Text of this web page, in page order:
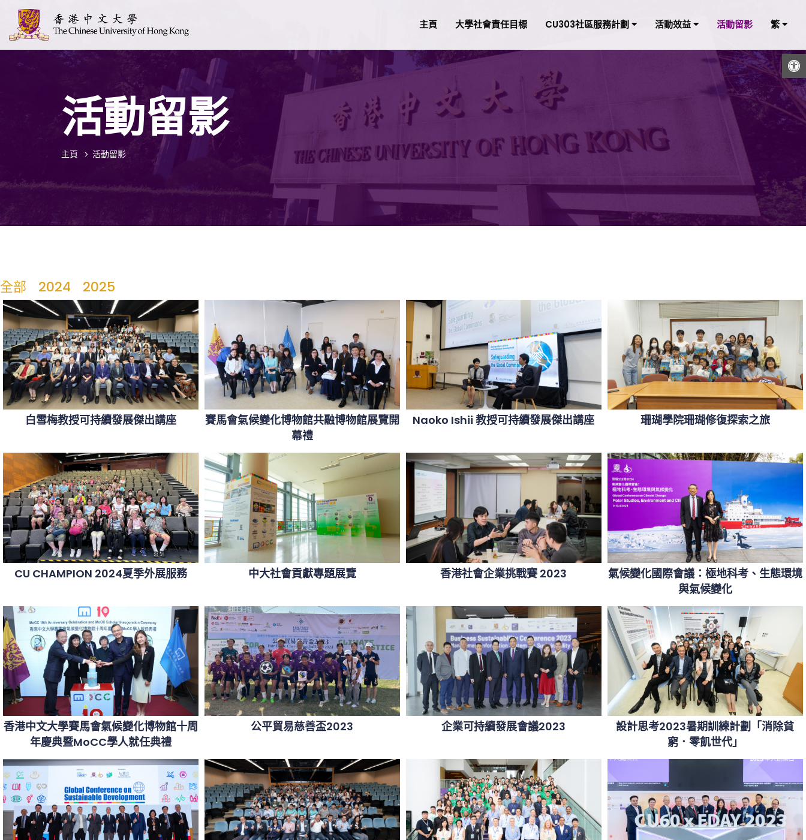
打開工具欄
主頁 大學社會責任目標 CU303社區服務計劃 活動效益 活動留影 繁
活動留影
主頁 活動留影
全部 2024 2025
白雪梅教授可持續發展傑出講座
賽馬會氣候變化博物館共融博物館展覽開
幕禮
Naoko Ishii 教授可持續發展傑出講座 珊瑚學院珊瑚修復探索之旅
CU CHAMPION 2024夏季外展服務 中大社會貢獻專題展覽 香港社會企業挑戰賽 2023
氣候變化國際會議：極地科考、生態環境
與氣候變化
香港中文大學賽馬會氣候變化博物館十周
年慶典暨MoCC學人就任典禮
公平貿易慈善盃2023 企業可持續發展會議2023
設計思考2023暑期訓練計劃「消除貧
窮．零飢世代」